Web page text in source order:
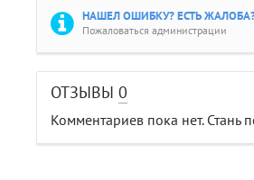
НАШЕЛ ОШИБКУ? ЕСТЬ
Пожаловаться администрации
ОТЗЫВЫ 0
Комментариев пока нет. Стань